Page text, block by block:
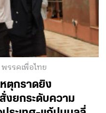
รรคเพื่อไทย
ตุกราดยิง
งยกระดับความ